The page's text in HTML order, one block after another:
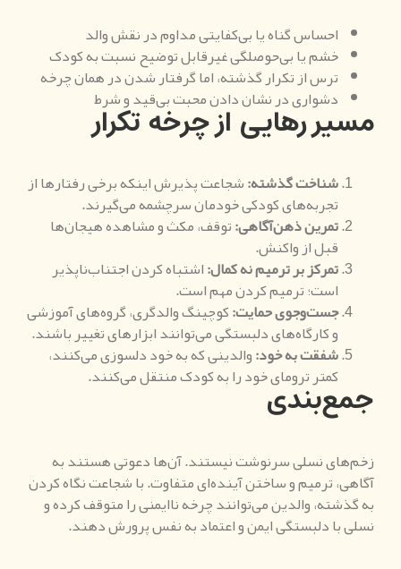
احساس گناه یا بی‌کفایتی مداوم در نقش والد
خشم یا بی‌حوصلگی غیرقابل توضیح نسبت به کودک
ترس از تکرار گذشته، اما گرفتار شدن در همان چرخه
دشواری در نشان دادن محبت بی‌قید و شرط
مسیر رهایی از چرخه تکرار
شناخت گذشته:شجاعت پذیرش اینکه برخی رفتارها از
تجربه‌های کودکی خودمان سرچشمه می‌گیرند.
تمرین ذهن‌آگاهی:توقف، مکث و مشاهده هیجان‌ها
قبل از واکنش.
تمرکز بر ترمیم نه کمال:اشتباه کردن اجتناب‌ناپذیر
است؛ ترمیم کردن مهم است.
جست‌وجوی حمایت:کوچینگ والدگری، گروه‌های آموزشی
و کارگاه‌های دلبستگی می‌توانند ابزارهای تغییر باشند.
شفقت به خود:والدینی که به خود دلسوزی می‌کنند،
کمتر ترومای خود را به کودک منتقل می‌کنند.
جمع‌بندی
زخم‌های نسلی سرنوشت نیستند. آن‌ها دعوتی هستند به
آگاهی، ترمیم و ساختن آینده‌ای متفاوت. با شجاعت نگاه کردن
به گذشته، والدین می‌توانند چرخه ناایمنی را متوقف کرده و
نسلی با دلبستگی ایمن و اعتماد به نفس پرورش دهند.